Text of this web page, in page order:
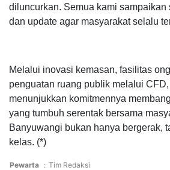
diluncurkan. Semua kami sampaikan
dan update agar masyarakat selalu
Melalui inovasi kemasan, fasilitas
penguatan ruang publik melalui
menunjukkan komitmennya
yang tumbuh serentak bersama
Banyuwangi bukan hanya bergerak,
kelas. (*)
Pewarta : Tim Redaksi